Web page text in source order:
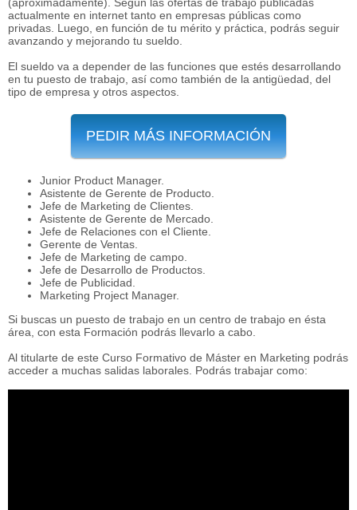
(aproximadamente). Según las ofertas de trabajo publicadas
actualmente en internet tanto en empresas públicas como
privadas. Luego, en función de tu mérito y práctica, podrás seguir
avanzando y mejorando tu sueldo.
El sueldo va a depender de las funciones que estés desarrollando
en tu puesto de trabajo, así como también de la antigüedad, del
tipo de empresa y otros aspectos.
PEDIR MÁS INFORMACIÓN
Junior Product Manager.
Asistente de Gerente de Producto.
Jefe de Marketing de Clientes.
Asistente de Gerente de Mercado.
Jefe de Relaciones con el Cliente.
Gerente de Ventas.
Jefe de Marketing de campo.
Jefe de Desarrollo de Productos.
Jefe de Publicidad.
Marketing Project Manager.
Si buscas un puesto de trabajo en un centro de trabajo en ésta
área, con esta Formación podrás llevarlo a cabo.
Al titularte de este Curso Formativo de Máster en Marketing podrás
acceder a muchas salidas laborales. Podrás trabajar como: